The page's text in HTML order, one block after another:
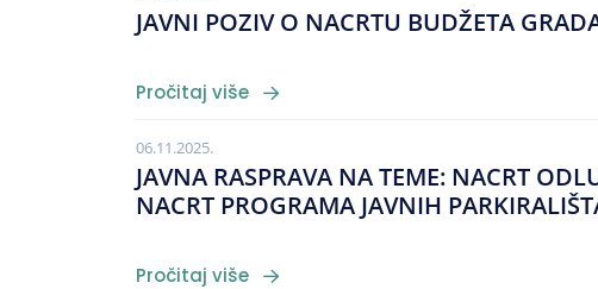
JAVNI POZIV O NACRTU BUDŽETA
Pročitaj više
06.11.2025.
JAVNA RASPRAVA NA TEME: NACRT
NACRT PROGRAMA JAVNIH
Pročitaj više